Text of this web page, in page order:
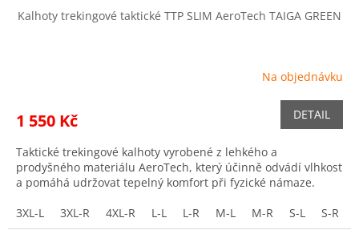
Kalhoty trekingové taktické TTP SLIM AeroTech TAIGA GREEN
Na objednávku
1 550 Kč DETAIL
Taktické trekingové kalhoty vyrobené z lehkého a
prodyšného materiálu AeroTech, který účinně odvádí vlhkost
a pomáhá udržovat tepelný komfort při fyzické námaze.
3XL-L
3XL-R 4XL-R L-L L-R M-L M-R S-L S-R